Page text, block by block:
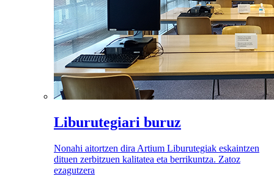
Liburutegiari buruz
Nonahi aitortzen dira Artium Liburutegiak eskaintzen
dituen zerbitzuen kalitatea eta berrikuntza. Zatoz
ezagutzera